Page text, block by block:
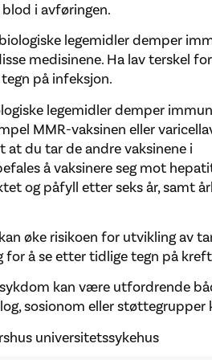
i avføringen.
legemidler demper
medisinene. Ha lav terskel
på infeksjon.
legemidler demper
MMR-vaksinen eller
at du tar de andre vaksinene i
å vaksinere seg mot
og påfyll etter seks år, samt
øke risikoen for utvikling av
å se etter tidlige tegn på
kan være utfordrende
sosionom eller
universitetssykehus